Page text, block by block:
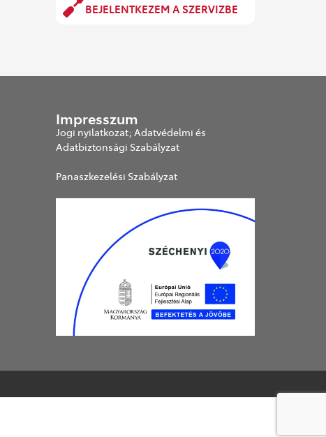
BEJELENTKEZEM A SZERVIZBE
Impresszum
Jogi nyilatkozat; Adatvédelmi és
Adatbiztonsági Szabályzat
Panaszkezelési Szabályzat